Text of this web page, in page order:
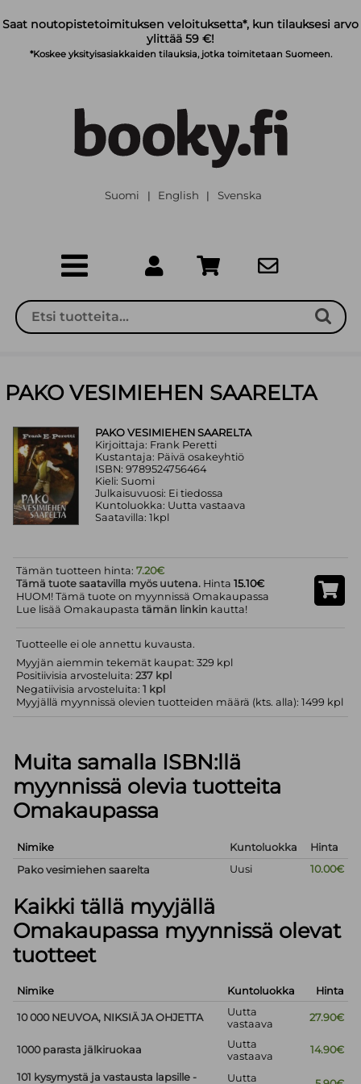
Saat noutopistetoimituksen veloituksetta*, kun tilauksesi arvo
ylittää 59 €!
*Koskee yksityisasiakkaiden tilauksia, jotka toimitetaan Suomeen.
Suomi | English | Svenska
PAKO VESIMIEHEN SAARELTA
PAKO VESIMIEHEN SAARELTA
Kirjoittaja: Frank Peretti
Kustantaja: Päivä osakeyhtiö
ISBN: 9789524756464
Kieli: Suomi
Julkaisuvuosi: Ei tiedossa
Kuntoluokka: Uutta vastaava
Saatavilla: 1kpl
Tämän tuotteen hinta:7.20€
Tämä tuote saatavilla myös uutena. Hinta15.10€
HUOM! Tämä tuote on myynnissä Omakaupassa
Lue lisää Omakaupastatämän linkin kautta!
Tuotteelle ei ole annettu kuvausta.
Myyjän aiemmin tekemät kaupat: 329 kpl
Positiivisia arvosteluita:237 kpl
Negatiivisia arvosteluita:1 kpl
Myyjällä myynnissä olevien tuotteiden määrä (kts. alla): 1499 kpl
Muita samalla ISBN:llä
myynnissä olevia tuotteita
Omakaupassa
Nimike Kuntoluokka
Hinta
Pako vesimiehen saarelta
Uusi 10.00€
Kaikki tällä myyjällä
Omakaupassa myynnissä olevat
tuotteet
Nimike Kuntoluokka Hinta
10 000 NEUVOA, NIKSIÄ JA OHJETTA
Uutta
vastaava
27.90€
1000 parasta jälkiruokaa
Uutta
vastaava
14.90€
101 kysymystä ja vastausta lapsille -
Uutta